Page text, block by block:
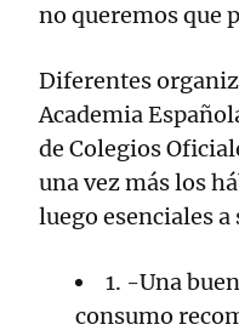
no queremos que
Diferentes
Academia
de Colegios
una vez más los
luego esenciales
1. -Una
consumo